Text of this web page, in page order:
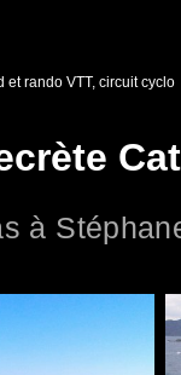
et rando VTT, circuit cyclo
à